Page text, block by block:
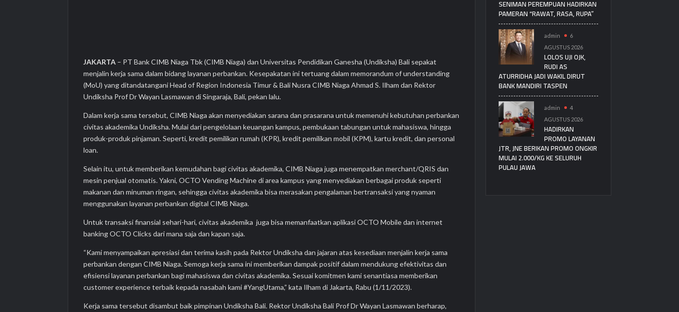
JAKARTA – PT Bank CIMB Niaga Tbk (CIMB Niaga) dan Universitas Pendidikan Ganesha (Undiksha) Bali sepakat
menjalin kerja sama dalam bidang layanan perbankan. Kesepakatan ini tertuang dalam memorandum of understanding
(MoU) yang ditandatangani Head of Region Indonesia Timur & Bali Nusra CIMB Niaga Ahmad S. Ilham dan Rektor
Undiksha Prof Dr Wayan Lasmawan di Singaraja, Bali, pekan lalu.
Dalam kerja sama tersebut, CIMB Niaga akan menyediakan sarana dan prasarana untuk memenuhi kebutuhan perbankan
civitas akademika Undiksha. Mulai dari pengelolaan keuangan kampus, pembukaan tabungan untuk mahasiswa, hingga
produk-produk pinjaman. Seperti, kredit pemilikan rumah (KPR), kredit pemilikan mobil (KPM), kartu kredit, dan personal
loan.
Selain itu, untuk memberikan kemudahan bagi civitas akademika, CIMB Niaga juga menempatkan merchant/QRIS dan
mesin penjual otomatis. Yakni, OCTO Vending Machine di area kampus yang menyediakan berbagai produk seperti
makanan dan minuman ringan, sehingga civitas akademika bisa merasakan pengalaman bertransaksi yang nyaman
menggunakan layanan perbankan digital CIMB Niaga.
Untuk transaksi finansial sehari-hari, civitas akademika juga bisa memanfaatkan aplikasi OCTO Mobile dan internet
banking OCTO Clicks dari mana saja dan kapan saja.
“Kami menyampaikan apresiasi dan terima kasih pada Rektor Undiksha dan jajaran atas kesediaan menjalin kerja sama
perbankan dengan CIMB Niaga. Semoga kerja sama ini memberikan dampak positif dalam mendukung efektivitas dan
efisiensi layanan perbankan bagi mahasiswa dan civitas akademika. Sesuai komitmen kami senantiasa memberikan
customer experience terbaik kepada nasabah kami #YangUtama,” kata Ilham di Jakarta, Rabu (1/11/2023).
Kerja sama tersebut disambut baik pimpinan Undiksha Bali. Rektor Undiksha Bali Prof Dr Wayan Lasmawan berharap,
SENIMAN PEREMPUAN HADIRKAN
PAMERAN “RAWAT, RASA, RUPA”
admin
6
AGUSTUS 2026
LOLOS UJI OJK,
RUDI AS
ATURRIDHA JADI WAKIL DIRUT
BANK MANDIRI TASPEN
admin
4
AGUSTUS 2026
HADIRKAN
PROMO LAYANAN
JTR, JNE BERIKAN PROMO ONGKIR
MULAI 2.000/KG KE SELURUH
PULAU JAWA